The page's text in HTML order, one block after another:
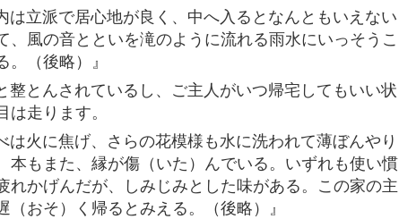
は立派で居心地が良く、中へ入るとなんともいえない
、風の音とといを滝のように流れる雨水にいっそうこ
（後略）』
整とんされているし、ご主人がいつ帰宅してもいい状
走ります。
は火に焦げ、さらの花模様も水に洗われて薄ぼんやり
本もまた、縁が傷（いた）んでいる。いずれも使い慣
れかげんだが、しみじみとした味がある。この家の主
（おそ）く帰るとみえる。（後略）』